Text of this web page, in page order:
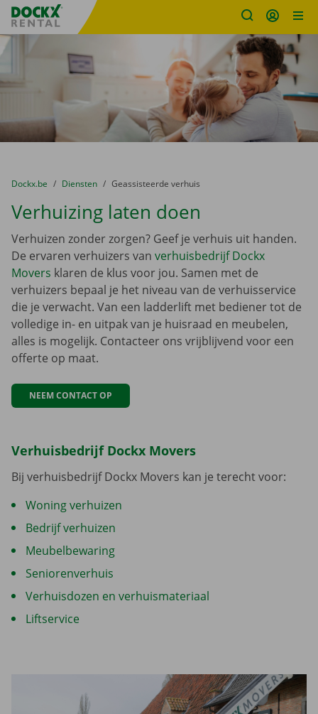
Ga naar inhoud
Taalselectie overslaan
Fratello DEMO
U bevindt zich hier:
van
Dockx.be naar
Diensten naar
Geassisteerde verhuis
Verhuizing laten doen
Verhuizen zonder zorgen? Geef je verhuis uit handen.
De ervaren verhuizers van verhuisbedrijf Dockx
Movers klaren de klus voor jou. Samen met de
verhuizers bepaal je het niveau van de verhuisservice
die je verwacht. Van een ladderlift met bediener tot de
volledige in- en uitpak van je huisraad en meubelen,
alles is mogelijk. Contacteer ons vrijblijvend voor een
offerte op maat.
NEEM CONTACT OP
Verhuisbedrijf Dockx Movers
Bij verhuisbedrijf Dockx Movers kan je terecht voor:
Woning verhuizen
Bedrijf verhuizen
Meubelbewaring
Seniorenverhuis
Verhuisdozen en verhuismateriaal
Liftservice